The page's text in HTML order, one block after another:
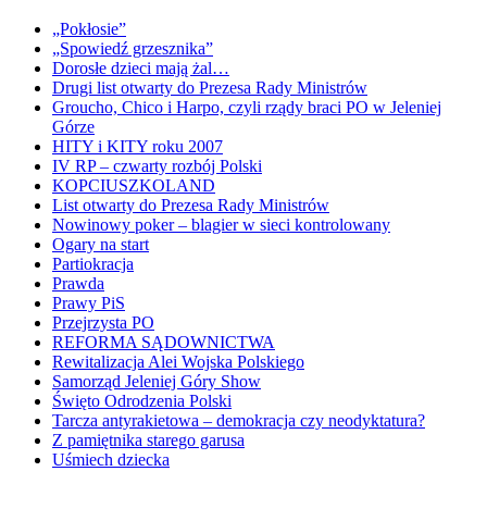
„Pokłosie”
„Spowiedź grzesznika”
Dorosłe dzieci mają żal…
Drugi list otwarty do Prezesa Rady Ministrów
Groucho, Chico i Harpo, czyli rządy braci PO w Jeleniej
Górze
HITY i KITY roku 2007
IV RP – czwarty rozbój Polski
KOPCIUSZKOLAND
List otwarty do Prezesa Rady Ministrów
Nowinowy poker – blagier w sieci kontrolowany
Ogary na start
Partiokracja
Prawda
Prawy PiS
Przejrzysta PO
REFORMA SĄDOWNICTWA
Rewitalizacja Alei Wojska Polskiego
Samorząd Jeleniej Góry Show
Święto Odrodzenia Polski
Tarcza antyrakietowa – demokracja czy neodyktatura?
Z pamiętnika starego garusa
Uśmiech dziecka